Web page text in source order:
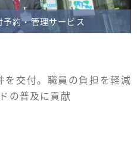
約・管理サービス
交付。職員の負担を軽減
の普及に貢献